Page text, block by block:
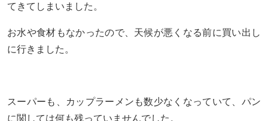
てきてしまいました。
お水や食材もなかったので、天候が悪くなる前に買い出し
に行きました。
スーパーも、カップラーメンも数少なくなっていて、パン
に関しては何も残っていませんでした。